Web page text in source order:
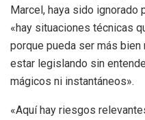
Marcel, haya sido ignorado
«hay situaciones técnicas
porque pueda ser más
estar legislando sin
mágicos ni instantáneos».
«Aquí hay riesgos